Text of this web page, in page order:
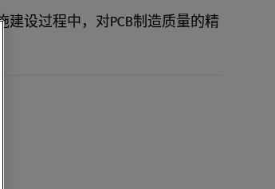
设过程中，对PCB制造质量的精